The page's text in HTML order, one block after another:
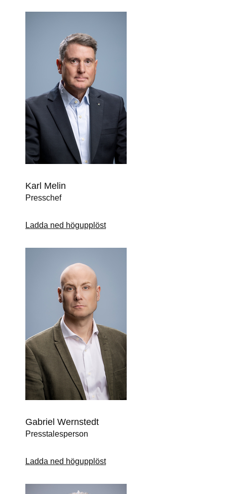
Karl Melin
Presschef
Ladda ned högupplöst
Gabriel Wernstedt
Presstalesperson
Ladda ned högupplöst